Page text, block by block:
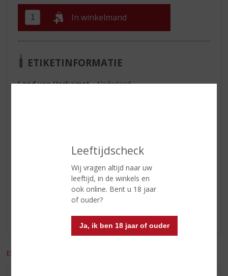
Leeftijdscheck
Wij vragen altijd naar uw
leeftijd, in de winkels en
ook online. Bent u 18 jaar
of ouder?
Ja, ik ben 18 jaar of ouder
In winkelmand
ETIKETINFORMATIE
Land van Herkomst
Nederland
Reviews
Schrijf een review
Er zijn nog geen reviews geplaatst voor dit product
EXCL. BTW